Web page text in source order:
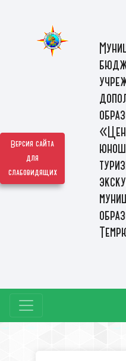
Версия сайта
для
слабовидящих